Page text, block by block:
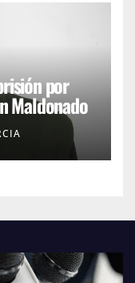
por
Maldonado